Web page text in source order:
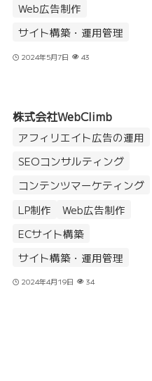
Web広告制作
サイト構築・運用管理
2024年5月7日 43
株式会社WebClimb
アフィリエイト広告の運用
SEOコンサルティング
コンテンツマーケティング
LP制作
Web広告制作
ECサイト構築
サイト構築・運用管理
2024年4月19日 34